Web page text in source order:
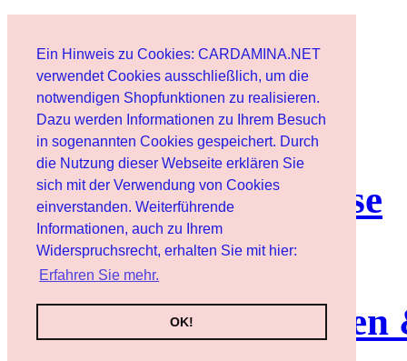
Ein Hinweis zu Cookies: CARDAMINA.NET
verwendet Cookies ausschließlich, um die
notwendigen Shopfunktionen zu realisieren.
Dazu werden Informationen zu Ihrem Besuch
in sogenannten Cookies gespeichert. Durch
die Nutzung dieser Webseite erklären Sie
sich mit der Verwendung von Cookies
einverstanden. Weiterführende
Informationen, auch zu Ihrem
Widerspruchsrecht, erhalten Sie mit hier:
Erfahren Sie mehr.
OK!
Benutzer
Newsletter
Nutzungshinweise
Service